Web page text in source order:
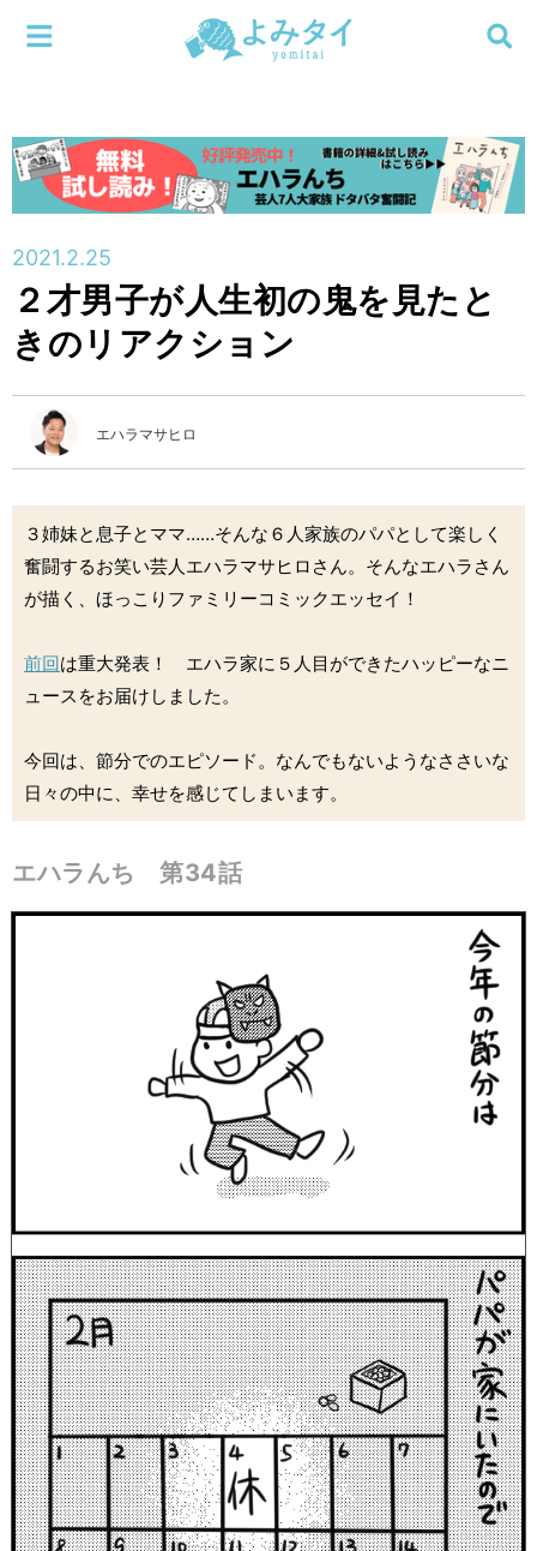
新着
新刊
検索する
メニューを閉じる
2021.2.25
２才男子が人生初の鬼を見たと
きのリアクション
エハラマサヒロ
３姉妹と息子とママ……そんな６人家族のパパとして楽しく
奮闘するお笑い芸人エハラマサヒロさん。そんなエハラさん
が描く、ほっこりファミリーコミックエッセイ！
前回は重大発表！ エハラ家に５人目ができたハッピーなニ
ュースをお届けしました。
今回は、節分でのエピソード。なんでもないようなささいな
日々の中に、幸せを感じてしまいます。
エハラんち 第34話